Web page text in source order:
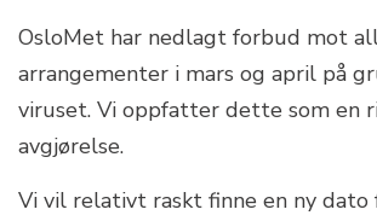
OsloMet har nedlagt forbud mot
arrangementer i mars og april på
viruset. Vi oppfatter dette som en
avgjørelse.
Vi vil relativt raskt finne en ny dato